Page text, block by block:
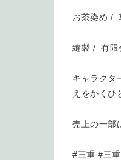
お茶染め /
縫製 / 有限
キャラクタ
えをかくひ
売上の一部
#三重 #三